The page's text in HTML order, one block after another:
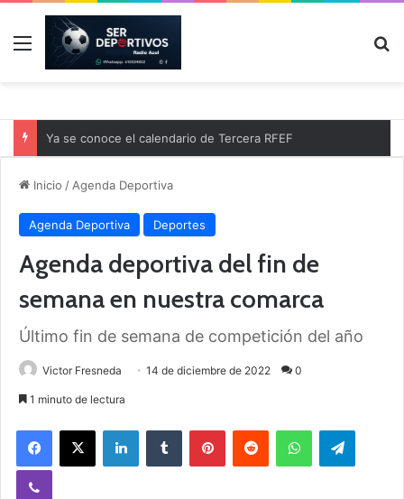
Menú
Ya se conoce el calendario de Tercera RFEF
Inicio / Agenda Deportiva
Agenda Deportiva Deportes
Agenda deportiva del fin de
semana en nuestra comarca
Último fin de semana de competición del año
Victor Fresneda 14 de diciembre de 2022 0
1 minuto de lectura